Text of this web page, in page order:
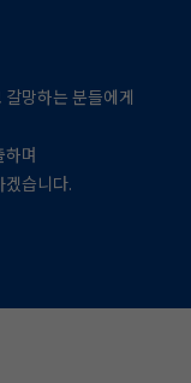
망하는 분들에게
며
습니다.